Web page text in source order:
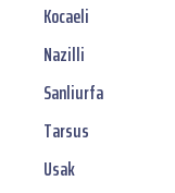
Kocaeli
Nazilli
Sanliurfa
Tarsus
Usak